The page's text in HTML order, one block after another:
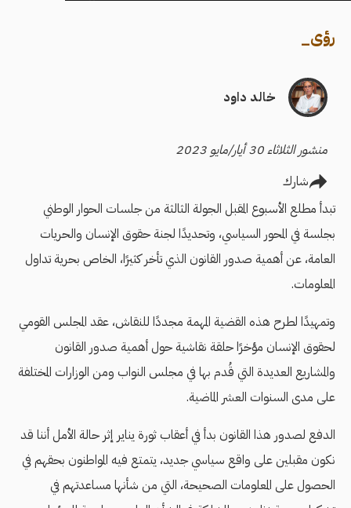
رؤى_
خالد داود
منشور الثلاثاء 30 أيار/مايو 2023
شارك
تبدأ مطلع الأسبوع المقبل الجولة الثالثة من جلسات الحوار الوطني
بجلسة في المحور السياسي، وتحديدًا لجنة حقوق الإنسان والحريات
العامة، عن أهمية صدور القانون الذي تأخر كثيرًا، الخاص بحرية تداول
المعلومات.
وتمهيدًا لطرح هذه القضية المهمة مجددًا للنقاش، عقد المجلس القومي
لحقوق الإنسان مؤخرًا حلقة نقاشية حول أهمية صدور القانون
والمشاريع العديدة التي قُدم بها في مجلس النواب ومن الوزارات المختلفة
على مدى السنوات العشر الماضية.
الدفع لصدور هذا القانون بدأ في أعقاب ثورة يناير إثر حالة الأمل أننا قد
نكون مقبلين على واقع سياسي جديد، يتمتع فيه المواطنون بحقهم في
الحصول على المعلومات الصحيحة، التي من شأنها مساعدتهم في